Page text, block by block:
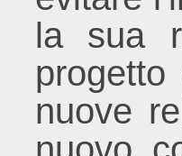
la sua
nuove